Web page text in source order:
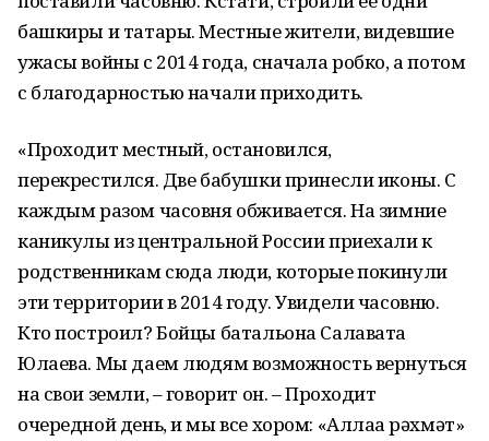
башкиры и татары. Местные жители, видевшие
ужасы войны с 2014 года, сначала робко, а потом
с благодарностью начали приходить.
«Проходит местный, остановился,
перекрестился. Две бабушки принесли иконы. С
каждым разом часовня обживается. На зимние
каникулы из центральной России приехали к
родственникам сюда люди, которые покинули
эти территории в 2014 году. Увидели часовню.
Кто построил? Бойцы батальона Салавата
Юлаева. Мы даем людям возможность вернуться
на свои земли, – говорит он. – Проходит
очередной день, и мы все хором: «Аллаға рәхмәт»